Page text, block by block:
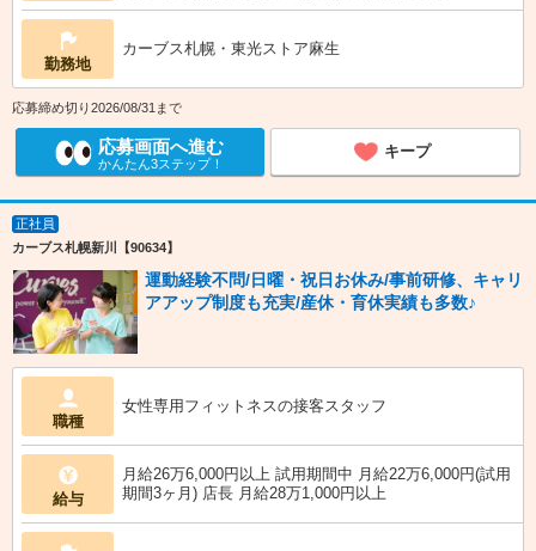
勤務地
カーブス札幌・東光ストア麻生
応募締め切り2026/08/31まで
応募画面へ進む
かんたん3ステップ！
キープ
正社員
カーブス札幌新川【90634】
運動経験不問/日曜・祝日お休み/事前研修、キャリ
アアップ制度も充実/産休・育休実績も多数♪
職種
女性専用フィットネスの接客スタッフ
給与
月給26万6,000円以上 試用期間中 月給22万6,000円(試用
期間3ヶ月) 店長 月給28万1,000円以上